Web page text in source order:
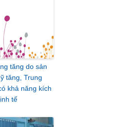
tăng do sản
tăng, Trung
khả năng kích
tế